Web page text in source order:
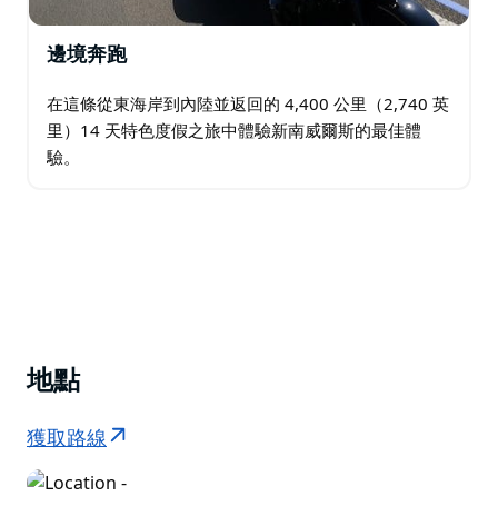
邊境奔跑
在這條從東海岸到內陸並返回的 4,400 公里（2,740 英
里）14 天特色度假之旅中體驗新南威爾斯的最佳體
驗。
地點
獲取路線